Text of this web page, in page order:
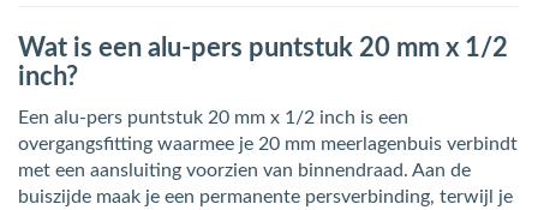
Wat is een alu-pers puntstuk 20 mm x 1/2
inch?
Een alu-pers puntstuk 20 mm x 1/2 inch is een
overgangsfitting waarmee je 20 mm meerlagenbuis verbindt
met een aansluiting voorzien van binnendraad. Aan de
buiszijde maak je een permanente persverbinding, terwijl je